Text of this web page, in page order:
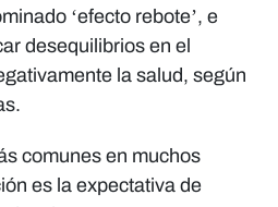
‘efecto rebote’, e
desequilibrios en el
la salud, según
comunes en muchos
es la expectativa de